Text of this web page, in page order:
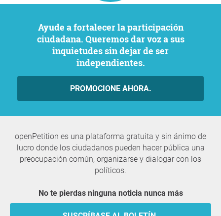
Ayude a fortalecer la participación
ciudadana. Queremos dar voz a sus
inquietudes sin dejar de ser
independientes.
PROMOCIONE AHORA.
openPetition es una plataforma gratuita y sin ánimo de
lucro donde los ciudadanos pueden hacer pública una
preocupación común, organizarse y dialogar con los
políticos.
No te pierdas ninguna noticia nunca más